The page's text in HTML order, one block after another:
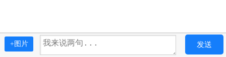
+图片 发送